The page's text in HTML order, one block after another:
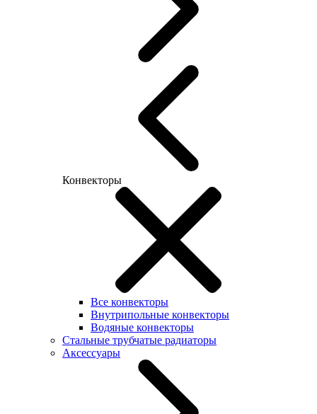
Конвекторы
Все конвекторы
Внутрипольные конвекторы
Водяные конвекторы
Стальные трубчатые радиаторы
Аксессуары